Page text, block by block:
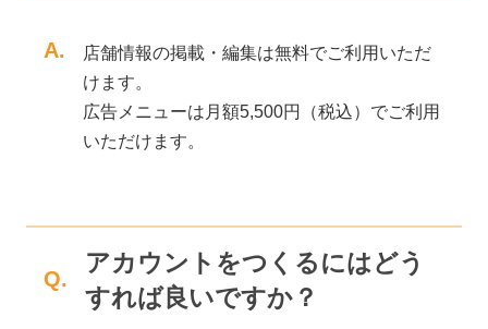
A.
店舗情報の掲載・編集は無料でご利用いただ
けます。
広告メニューは月額5,500円（税込）でご利用
いただけます。
Q.
アカウントをつくるにはどう
すれば良いですか？